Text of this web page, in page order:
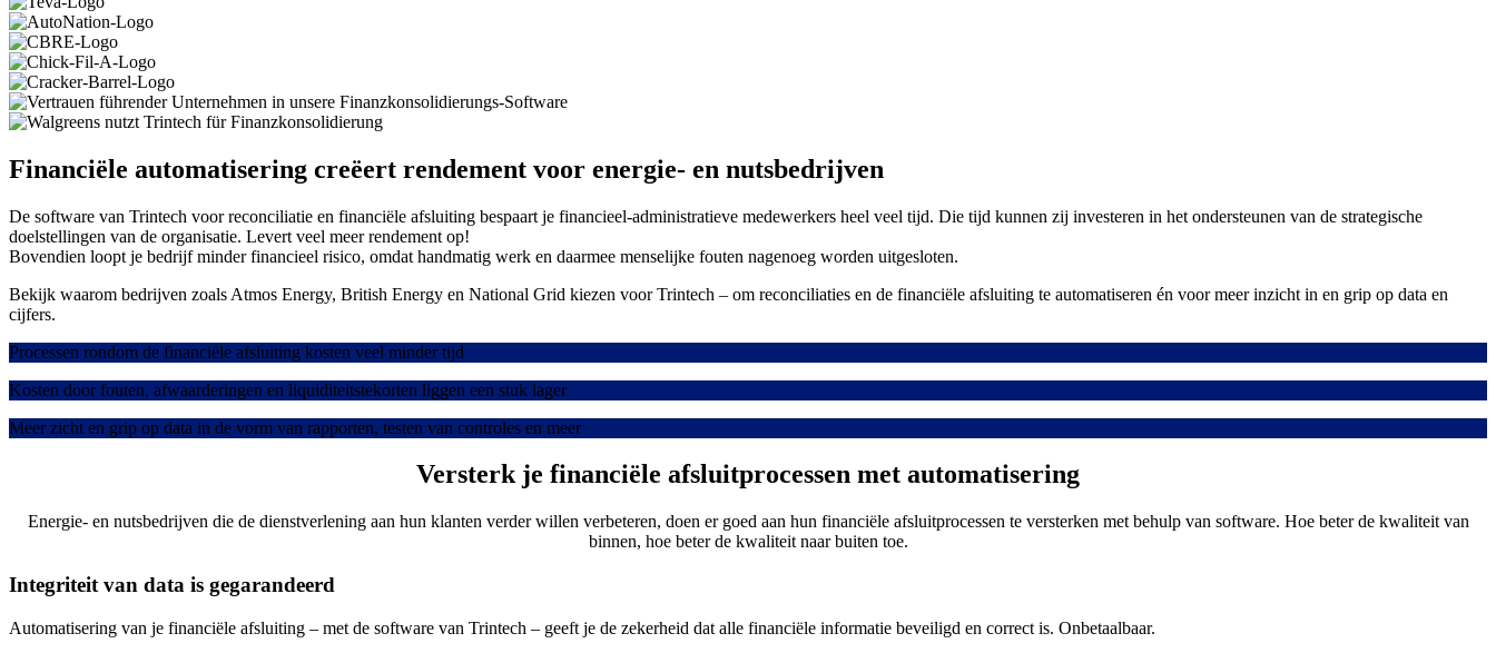
Financiële automatisering creëert rendement voor energie- en nutsbedrijven
De software van Trintech voor reconciliatie en financiële afsluiting bespaart je financieel-administratieve medewerkers heel veel tijd. Die tijd kunnen zij investeren in het ondersteunen van de strategische
doelstellingen van de organisatie. Levert veel meer rendement op!
Bovendien loopt je bedrijf minder financieel risico, omdat handmatig werk en daarmee menselijke fouten nagenoeg worden uitgesloten.
Bekijk waarom bedrijven zoals Atmos Energy, British Energy en National Grid kiezen voor Trintech – om reconciliaties en de financiële afsluiting te automatiseren én voor meer inzicht in en grip op data en
cijfers.
Processen rondom de financiële afsluiting kosten veel minder tijd
Kosten door fouten, afwaarderingen en liquiditeitstekorten liggen een stuk lager
Meer zicht en grip op data in de vorm van rapporten, testen van controles en meer
Versterk je financiële afsluitprocessen met automatisering
Energie- en nutsbedrijven die de dienstverlening aan hun klanten verder willen verbeteren, doen er goed aan hun financiële afsluitprocessen te versterken met behulp van software. Hoe beter de kwaliteit van
binnen, hoe beter de kwaliteit naar buiten toe.
Integriteit van data is gegarandeerd
Automatisering van je financiële afsluiting – met de software van Trintech – geeft je de zekerheid dat alle financiële informatie beveiligd en correct is. Onbetaalbaar.